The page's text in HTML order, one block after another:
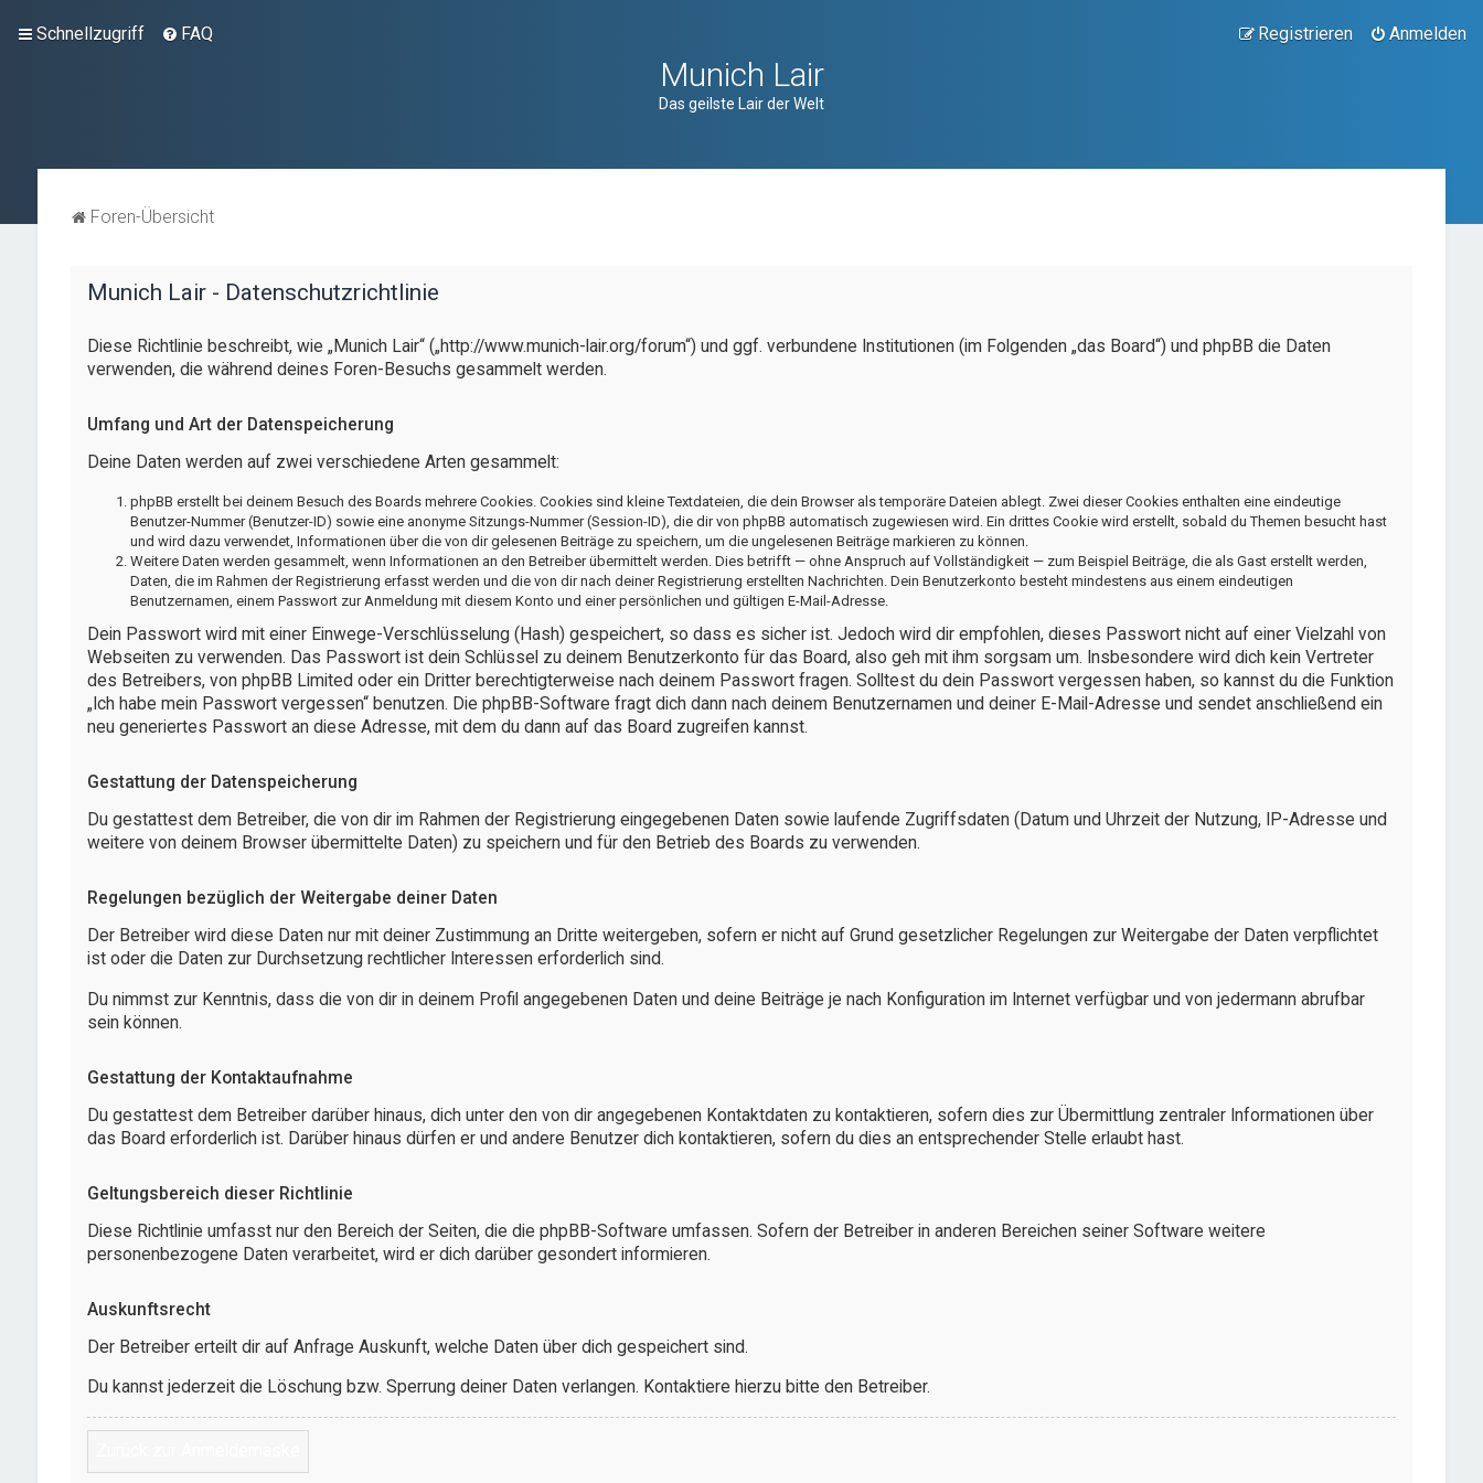
Schnellzugriff FAQ Anmelden
Registrieren
Munich Lair
Das geilste Lair der Welt
Foren-Übersicht
Munich Lair - Datenschutzrichtlinie
Diese Richtlinie beschreibt, wie „Munich Lair“ („http://www.munich-lair.org/forum“) und ggf. verbundene Institutionen (im Folgenden „das Board“) und phpBB die Daten
verwenden, die während deines Foren-Besuchs gesammelt werden.
Umfang und Art der Datenspeicherung
Deine Daten werden auf zwei verschiedene Arten gesammelt:
phpBB erstellt bei deinem Besuch des Boards mehrere Cookies. Cookies sind kleine Textdateien, die dein Browser als temporäre Dateien ablegt. Zwei dieser Cookies enthalten eine eindeutige
Benutzer-Nummer (Benutzer-ID) sowie eine anonyme Sitzungs-Nummer (Session-ID), die dir von phpBB automatisch zugewiesen wird. Ein drittes Cookie wird erstellt, sobald du Themen besucht hast
und wird dazu verwendet, Informationen über die von dir gelesenen Beiträge zu speichern, um die ungelesenen Beiträge markieren zu können.
Weitere Daten werden gesammelt, wenn Informationen an den Betreiber übermittelt werden. Dies betrifft — ohne Anspruch auf Vollständigkeit — zum Beispiel Beiträge, die als Gast erstellt werden,
Daten, die im Rahmen der Registrierung erfasst werden und die von dir nach deiner Registrierung erstellten Nachrichten. Dein Benutzerkonto besteht mindestens aus einem eindeutigen
Benutzernamen, einem Passwort zur Anmeldung mit diesem Konto und einer persönlichen und gültigen E-Mail-Adresse.
Dein Passwort wird mit einer Einwege-Verschlüsselung (Hash) gespeichert, so dass es sicher ist. Jedoch wird dir empfohlen, dieses Passwort nicht auf einer Vielzahl von
Webseiten zu verwenden. Das Passwort ist dein Schlüssel zu deinem Benutzerkonto für das Board, also geh mit ihm sorgsam um. Insbesondere wird dich kein Vertreter
des Betreibers, von phpBB Limited oder ein Dritter berechtigterweise nach deinem Passwort fragen. Solltest du dein Passwort vergessen haben, so kannst du die Funktion
„Ich habe mein Passwort vergessen“ benutzen. Die phpBB-Software fragt dich dann nach deinem Benutzernamen und deiner E-Mail-Adresse und sendet anschließend ein
neu generiertes Passwort an diese Adresse, mit dem du dann auf das Board zugreifen kannst.
Gestattung der Datenspeicherung
Du gestattest dem Betreiber, die von dir im Rahmen der Registrierung eingegebenen Daten sowie laufende Zugriffsdaten (Datum und Uhrzeit der Nutzung, IP-Adresse und
weitere von deinem Browser übermittelte Daten) zu speichern und für den Betrieb des Boards zu verwenden.
Regelungen bezüglich der Weitergabe deiner Daten
Der Betreiber wird diese Daten nur mit deiner Zustimmung an Dritte weitergeben, sofern er nicht auf Grund gesetzlicher Regelungen zur Weitergabe der Daten verpflichtet
ist oder die Daten zur Durchsetzung rechtlicher Interessen erforderlich sind.
Du nimmst zur Kenntnis, dass die von dir in deinem Profil angegebenen Daten und deine Beiträge je nach Konfiguration im Internet verfügbar und von jedermann abrufbar
sein können.
Gestattung der Kontaktaufnahme
Du gestattest dem Betreiber darüber hinaus, dich unter den von dir angegebenen Kontaktdaten zu kontaktieren, sofern dies zur Übermittlung zentraler Informationen über
das Board erforderlich ist. Darüber hinaus dürfen er und andere Benutzer dich kontaktieren, sofern du dies an entsprechender Stelle erlaubt hast.
Geltungsbereich dieser Richtlinie
Diese Richtlinie umfasst nur den Bereich der Seiten, die die phpBB-Software umfassen. Sofern der Betreiber in anderen Bereichen seiner Software weitere
personenbezogene Daten verarbeitet, wird er dich darüber gesondert informieren.
Auskunftsrecht
Der Betreiber erteilt dir auf Anfrage Auskunft, welche Daten über dich gespeichert sind.
Du kannst jederzeit die Löschung bzw. Sperrung deiner Daten verlangen. Kontaktiere hierzu bitte den Betreiber.